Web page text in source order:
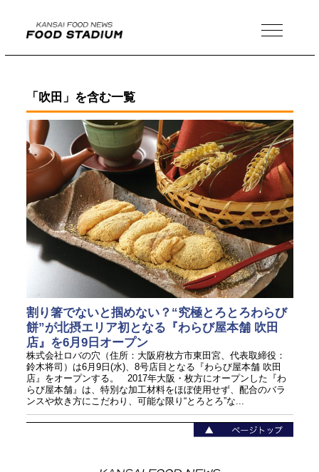
MENU
「吹田」を含む一覧
割り箸でないと掴めない？“究極とろとろわらび
餅”が北摂エリア初となる『わらび屋本舗 吹田
店』を6月9日オープン
株式会社ロバの穴（住所：大阪府枚方市東田宮、代表取締役：
鈴木将司）は6月9日(水)、8号店目となる『わらび屋本舗 吹田
店』をオープンする。 2017年大阪・枚方にオープンした『わ
らび屋本舗』は、特別な加工材料をほぼ使用せず、配合のバラ
ンスや炊き方にこだわり、可能な限り“とろとろ”な...